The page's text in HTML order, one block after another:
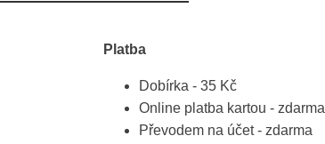
Platba
Dobírka - 35 Kč
Online platba kartou - zdarma
Převodem na účet - zdarma